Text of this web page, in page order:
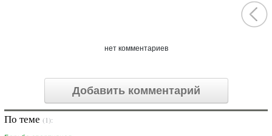
нет комментариев
Добавить комментарий
По теме (1):